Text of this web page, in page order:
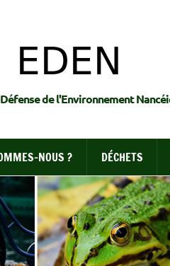
de l'Environnement
NOUS ? DÉCHETS